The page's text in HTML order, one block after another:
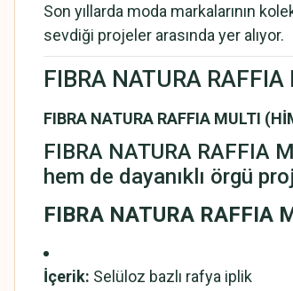
Son yıllarda moda markalarının
sevdiği projeler arasında yer alıyor.
FIBRA NATURA
FIBRA NATURA RAFFIA MULTI
FIBRA NATURA RAFFIA
hem de dayanıklı örgü
FIBRA NATURA RAFFIA
İçerik: Selüloz bazlı rafya iplik